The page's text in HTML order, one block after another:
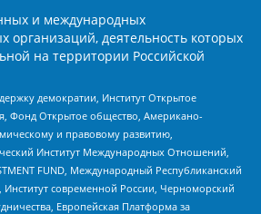
и международных
организаций, деятельность которых
на территории Российской
демократии, Институт Открытое
Фонд Открытое общество, Американо-
и правовому развитию,
Институт Международных Отношений,
FUND, Международный Республиканский
Институт современной России, Черноморский
Европейская Платформа за